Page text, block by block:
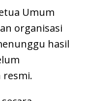
Umum
organisasi
hasil
resmi.